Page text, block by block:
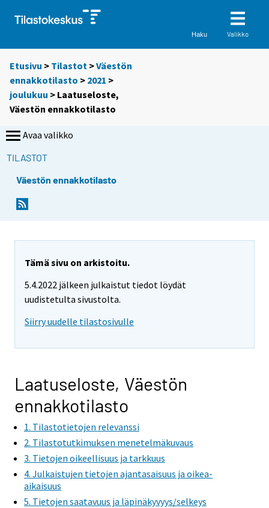
Haku Valikko
Etusivu > Tilastot >Väestön
ennakkotilasto > 2021 >
joulukuu > Laatuseloste,
Väestön ennakkotilasto
Avaa valikko
TILASTOT
Väestön ennakkotilasto
Tämä sivu on arkistoitu.
5.4.2022 jälkeen julkaistut tiedot löydät
uudistetulta sivustolta.
Siirry uudelle tilastosivulle
Laatuseloste, Väestön
ennakkotilasto
1. Tilastotietojen relevanssi
2. Tilastotutkimuksen menetelmäkuvaus
3. Tietojen oikeellisuus ja tarkkuus
4. Julkaistujen tietojen ajantasaisuus ja oikea-
aikaisuus
5. Tietojen saatavuus ja läpinäkyvyys/selkeys